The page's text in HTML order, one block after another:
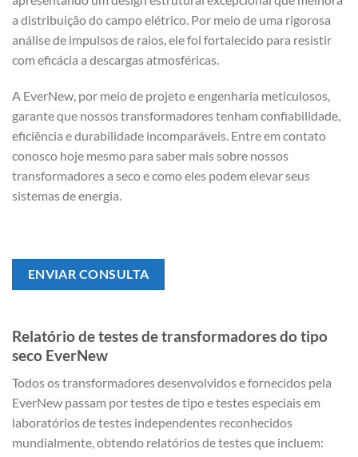
a distribuição do campo elétrico. Por meio de uma rigorosa
análise de impulsos de raios, ele foi fortalecido para resistir
com eficácia a descargas atmosféricas.
A EverNew, por meio de projeto e engenharia meticulosos,
garante que nossos transformadores tenham confiabilidade,
eficiência e durabilidade incomparáveis. Entre em contato
conosco hoje mesmo para saber mais sobre nossos
transformadores a seco e como eles podem elevar seus
sistemas de energia.
ENVIAR CONSULTA
Relatório de testes de transformadores do tipo
seco EverNew
Todos os transformadores desenvolvidos e fornecidos pela
EverNew passam por testes de tipo e testes especiais em
laboratórios de testes independentes reconhecidos
mundialmente, obtendo relatórios de testes que incluem: